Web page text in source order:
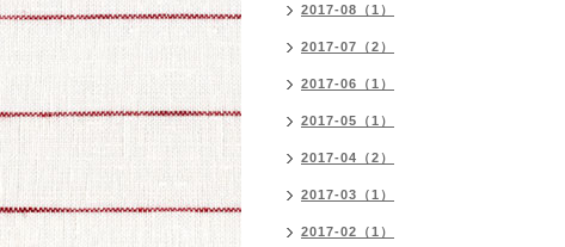
2017-08（1）
2017-07（2）
2017-06（1）
2017-05（1）
2017-04（2）
2017-03（1）
2017-02（1）